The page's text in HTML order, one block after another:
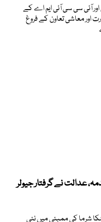
آئی سی سی آئی ایم اے کے
اور معاشی تعاون کے فروغ
عدالت نے گرفتار جیولر
شرما کی ممبئی میں نئی